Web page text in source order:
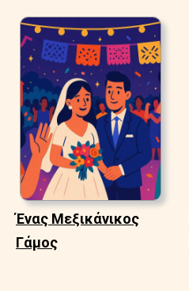
Ένας Μεξικάνικος
Γάμος